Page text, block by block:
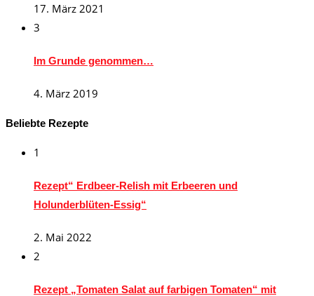
17. März 2021
3
Im Grunde genommen…
4. März 2019
Beliebte Rezepte
1
Rezept“ Erdbeer-Relish mit Erbeeren und
Holunderblüten-Essig“
2. Mai 2022
2
Rezept „Tomaten Salat auf farbigen Tomaten“ mit